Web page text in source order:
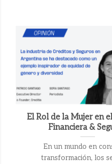
El Rol de la Mujer en
Financiera &
En un mundo en
transformación, los